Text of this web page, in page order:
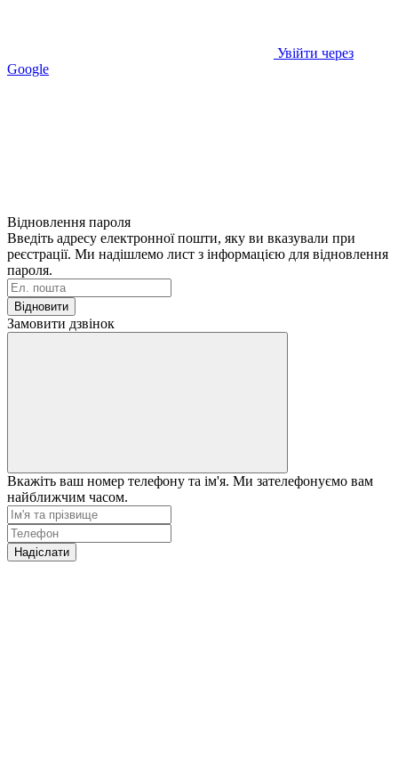
Увійти через
Google
Відновлення пароля
Введіть адресу електронної пошти, яку ви вказували при
реєстрації. Ми надішлемо лист з інформацією для відновлення
пароля.
Відновити
Замовити дзвінок
Вкажіть ваш номер телефону та ім'я. Ми зателефонуємо вам
найближчим часом.
Надіслати